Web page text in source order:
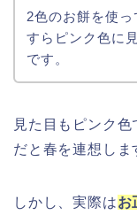
2色のお餅を使
すらピンク色に
です。
見た目もピンク
だと春を連想しま
しかし、実際はお